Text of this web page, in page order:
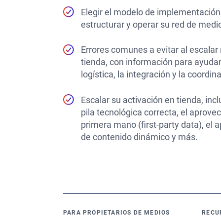
Elegir el modelo de
estructurar y operar su red de
Errores comunes a evitar al
tienda, con información para
logística, la integración y la
Escalar su activación en tienda,
pila tecnológica correcta, el
primera mano (first-party data), el
de contenido dinámico y más.
PARA PROPIETARIOS DE MEDIOS